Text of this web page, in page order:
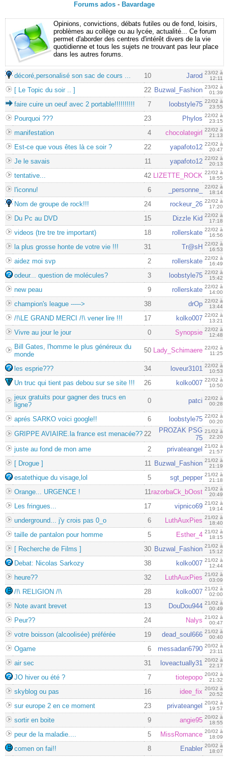
Forums ados- Bavardage
Opinions, convictions, débats futiles ou de fond, loisirs,
problèmes au collège ou au lycée, actualité... Ce forum
permet d'aborder des centres d'intérêt divers de la vie
quotidienne et tous les sujets ne trouvant pas leur place
dans les autres forums.
décoré,personalisé son sac de cours ... 10 Jarod 23/02 à
12:11
[ Le Topic du soir .. ] 22 Buzwal_Fashion 23/02 à
01:39
faire cuire un oeuf avec 2 portable!!!!!!!!!! 7 loobstyle75 22/02 à
23:55
Pourquoi ??? 23 Phylos 22/02 à
23:15
manifestation 4 chocolategirl
22/02 à
21:13
Est-ce que vous êtes là ce soir ? 22 yapafoto12 22/02 à
20:47
Je le savais 11 yapafoto12 22/02 à
20:13
tentative... 42 LIZETTE_ROCK 22/02 à
18:55
l'iconnu! 6 _personne_
22/02 à
18:14
Nom de groupe de rock!!! 24 rockeur_26 22/02 à
17:20
Du Pc au DVD 15 Dizzle Kid 22/02 à
17:18
videos (tre tre tre important) 18 rollerskate 22/02 à
16:56
la plus grosse honte de votre vie !!! 31 Tr@sH 22/02 à
16:53
aidez moi svp 2 rollerskate 22/02 à
16:49
odeur... question de molécules? 3 loobstyle75 22/02 à
15:42
new peau 9 rollerskate 22/02 à
14:00
champion's league -----> 38 drOp 22/02 à
13:44
/!\LE GRAND MERCI /!\ vener lire !!! 17 kolko007 22/02 à
13:21
Vivre au jour le jour 0 Synopsie 22/02 à
12:48
Bill Gates, l'homme le plus généreux du
monde
50 Lady_Schimaere 22/02 à
11:25
les esprie??? 34 loveur3101 22/02 à
10:53
Un truc qui tient pas debou sur se site !!! 26 kolko007 22/02 à
10:50
jeux gratuits pour gagner des trucs en
ligne?
0 patci 22/02 à
00:28
aprés SARKO voici google!! 6 loobstyle75 22/02 à
00:20
GRIPPE AVIAIRE.la france est menacée?? 22
PROZAK PSG
75
21/02 à
22:20
juste au fond de mon ame 2 privateangel
21/02 à
21:57
[ Drogue ] 11 Buzwal_Fashion 21/02 à
21:19
esatethique du visage,lol 5 sgt_pepper 21/02 à
21:18
Orange... URGENCE ! 11razorbaCk_bOost 21/02 à
20:49
Les fringues... 17 vipnico69 21/02 à
19:14
underground... j'y crois pas 0_o 6 LuthAuxPies 21/02 à
18:40
taille de pantalon pour homme 5 Esther_4 21/02 à
18:15
[ Recherche de Films ] 30 Buzwal_Fashion 21/02 à
15:12
Debat: Nicolas Sarkozy 38 kolko007 21/02 à
12:44
heure?? 32 LuthAuxPies 21/02 à
03:09
/!\ RELIGION /!\ 28 kolko007 21/02 à
02:00
Note avant brevet 13 DouDou944 21/02 à
00:49
Peur?? 24 Nalys 21/02 à
00:47
votre boisson (alcoolisée) préférée 19 dead_soul666 21/02 à
00:40
Ogame 6 messadan6790 20/02 à
23:11
air sec 31 loveactually31 20/02 à
22:17
JO hiver ou été ? 7 tiotepopo 20/02 à
21:32
skyblog ou pas 16 idee_fix 20/02 à
20:52
sur europe 2 en ce moment 23 privateangel
20/02 à
19:57
sortir en boite 9 angie95 20/02 à
18:55
peur de la maladie.... 5 MissRomance 20/02 à
18:09
comen on fai!! 8 Enabler 20/02 à
18:07